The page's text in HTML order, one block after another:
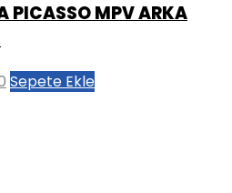
PICASSO MPV ARKA
Şu
Sepete Ekle